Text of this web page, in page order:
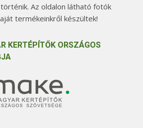
Az oldalon látható fotók
termékeinkről készültek!
KERTÉPÍTŐK ORSZÁGOS